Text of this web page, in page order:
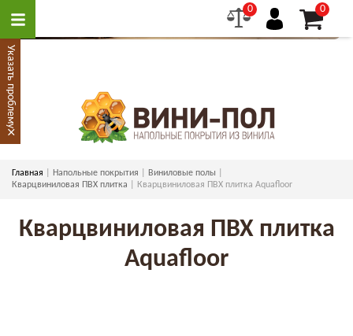
0 0
Главная Напольные покрытия
Виниловые полы
Кварцвиниловая ПВХ плитка
Кварцвиниловая ПВХ плитка Aquafloor
Кварцвиниловая ПВХ плитка
Aquafloor
Указать проблему
×